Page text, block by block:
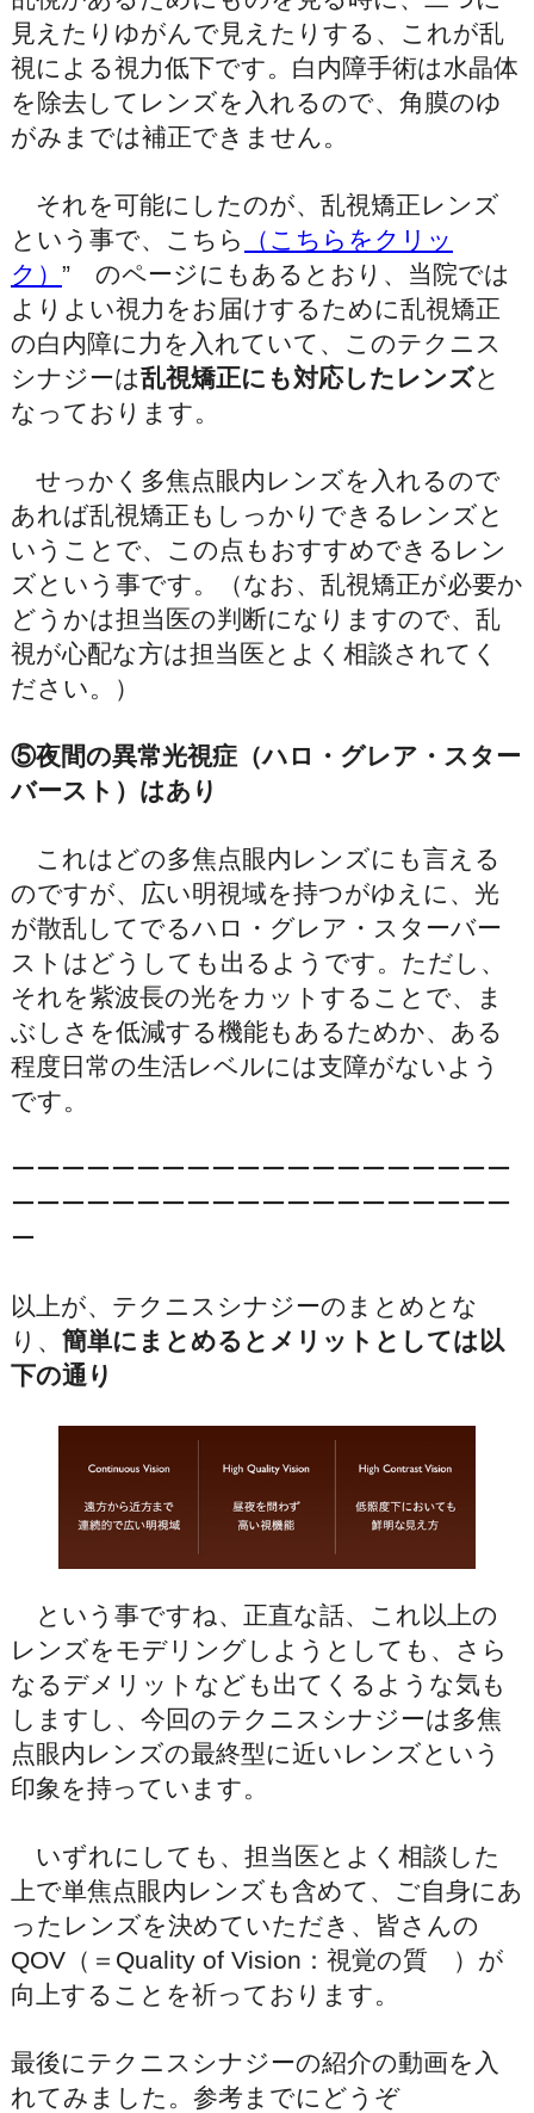
見えたりゆがんで見えたりする、これが乱
視による視力低下です。白内障手術は水晶体
を除去してレンズを入れるので、角膜のゆ
がみまでは補正できません。
それを可能にしたのが、乱視矯正レンズ
という事で、こちら
（こちらをクリッ
ク） ” のページにもあるとおり、当院では
よりよい視力をお届けするために乱視矯正
の白内障に力を入れていて、このテクニス
シナジーは乱視矯正にも対応したレンズと
なっております。
せっかく多焦点眼内レンズを入れるので
あれば乱視矯正もしっかりできるレンズと
いうことで、この点もおすすめできるレン
ズという事です。（なお、乱視矯正が必要か
どうかは担当医の判断になりますので、乱
視が心配な方は担当医とよく相談されてく
ださい。）
⑤夜間の異常光視症（ハロ・グレア・スター
バースト）はあり
これはどの多焦点眼内レンズにも言える
のですが、広い明視域を持つがゆえに、光
が散乱してでるハロ・グレア・スターバー
ストはどうしても出るようです。ただし、
それを紫波長の光をカットすることで、ま
ぶしさを低減する機能もあるためか、ある
程度日常の生活レベルには支障がないよう
です。
ーーーーーーーーーーーーーーーーーーーー
ーーーーーーーーーーーーーーーーーーーー
ー
以上が、テクニスシナジーのまとめとな
り、 簡単にまとめるとメリットとしては以
下の通り
という事ですね、正直な話、これ以上の
レンズをモデリングしようとしても、さら
なるデメリットなども出てくるような気も
しますし、今回のテクニスシナジーは多焦
点眼内レンズの最終型に近いレンズという
印象を持っています。
いずれにしても、担当医とよく相談した
上で単焦点眼内レンズも含めて、ご自身にあ
ったレンズを決めていただき、皆さんの
QOV（＝Quality of Vision：視覚の質 ）が
向上することを祈っております。
最後にテクニスシナジーの紹介の動画を入
れてみました。参考までにどうぞ